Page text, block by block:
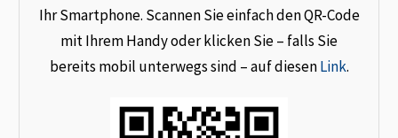
Ihr Smartphone. Scannen Sie einfach den QR-Code
mit Ihrem Handy oder klicken Sie – falls Sie
bereits mobil unterwegs sind – auf diesenLink.